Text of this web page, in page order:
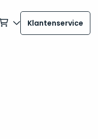
Klantenservice